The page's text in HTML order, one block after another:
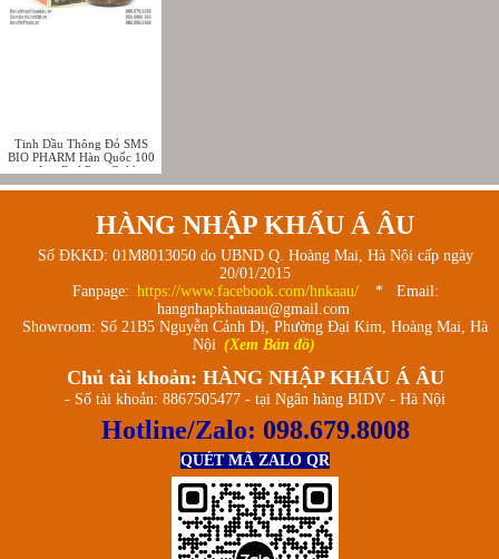
Tinh Dầu Thông Đỏ SMS
BIO PHARM Hàn Quốc 100
viên - Red Pine Gold
HÀNG NHẬP KHẨU Á ÂU
Số ĐKKD: 01M8013050 do UBND Q. Hoàng Mai, Hà Nội cấp ngày
20/01/2015
Fanpage: https://www.facebook.com/hnkaau/
* Email:
hangnhapkhauaau@gmail.com
Showroom: Số 21B5 Nguyễn Cảnh Dị, Phường Đại Kim, Hoàng Mai, Hà
Nội (Xem Bản đồ)
Chủ tài khoản: HÀNG NHẬP KHẨU Á ÂU
- Số tài khoản: 8867505477 - tại Ngân hàng BIDV - Hà Nội
Hotline/Zalo: 098.679.8008
QUÉT MÃ ZALO QR